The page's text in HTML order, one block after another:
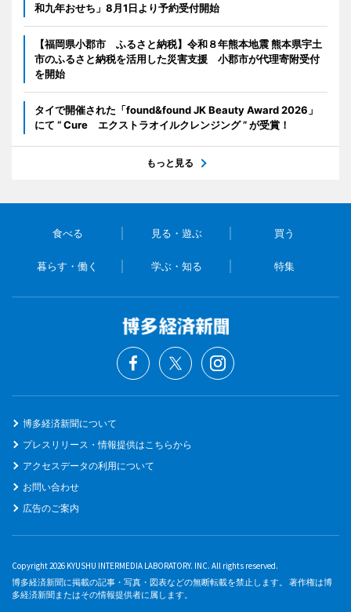
和九年おせち」8月1日より予約受付開始
【福岡県小郡市 ふるさと納税】令和８年熊本地震 熊本県宇土
市のふるさと納税を活用した災害支援 小郡市が代理寄附受付
を開始
タイで開催された「found&found JK Beauty Award 2026」
にて “ Cure エクストラオイルクレンジング ” が受賞！
もっと見る
食べる 見る・遊ぶ 買う
暮らす・働く 学ぶ・知る 特集
博多経済新聞について
プレスリリース・情報提供はこちらから
アクセスデータの利用について
お問い合わせ
広告のご案内
Copyright 2026 KYUSHU INTERMEDIA LABORATORY. INC. All rights reserved.
博多経済新聞に掲載の記事・写真・図表などの無断転載を禁止します。 著作権は博
多経済新聞またはその情報提供者に属します。